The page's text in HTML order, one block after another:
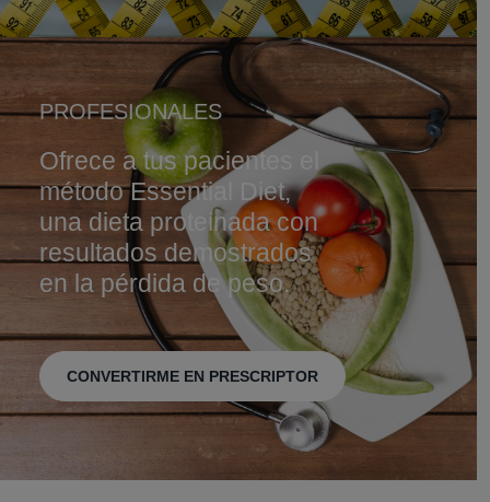
PROFESIONALES
Ofrece a tus pacientes el
método Essential Diet,
una dieta proteinada con
resultados demostrados
en la pérdida de peso.
CONVERTIRME EN PRESCRIPTOR